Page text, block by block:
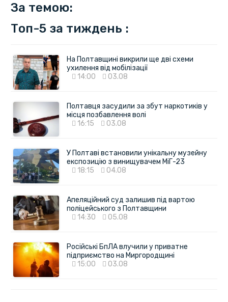
За темою:
Топ-5 за тиждень :
На Полтавщині викрили ще дві схеми
ухилення від мобілізації
14:00
03.08
Полтавця засудили за збут наркотиків у
місця позбавлення волі
16:15
03.08
У Полтаві встановили унікальну музейну
експозицію з винищувачем МіГ-23
18:15
04.08
Апеляційний суд залишив під вартою
поліцейського з Полтавщини
14:30
05.08
Російські БпЛА влучили у приватне
підприємство на Миргородщині
15:00
03.08